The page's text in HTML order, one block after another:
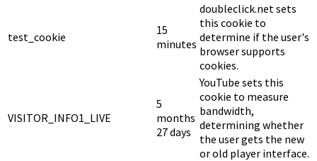
test_cookie
15
minutes
doubleclick.net sets
this cookie to
determine if the user's
browser supports
cookies.
VISITOR_INFO1_LIVE
5
months
27 days
YouTube sets this
cookie to measure
bandwidth,
determining whether
the user gets the new
or old player interface.